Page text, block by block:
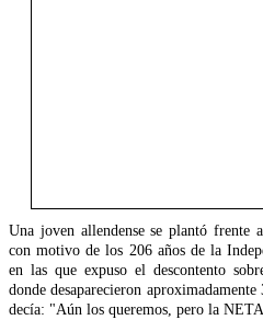
Una joven allendense se plantó frente
con motivo de los 206 años de la
en las que expuso el descontento
donde desaparecieron
decía: "Aún los queremos, pero la